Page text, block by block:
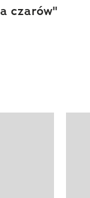
czarów"